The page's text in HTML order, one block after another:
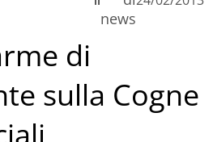
news
di
sulla Cogne